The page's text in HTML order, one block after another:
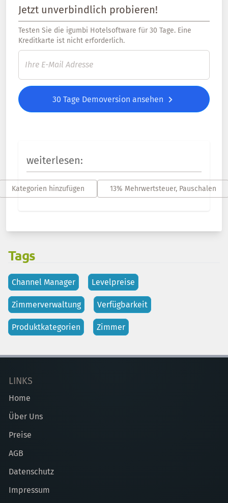
Jetzt unverbindlich probieren!
Testen Sie die igumbi Hotelsoftware für 30 Tage. Eine
Kreditkarte ist nicht erforderlich.
30 Tage Demoversion ansehen
weiterlesen:
Kategorien hinzufügen 13% Mehrwertsteuer, Pauschalen
Tags
Channel Manager Levelpreise
Zimmerverwaltung Verfügbarkeit
Produktkategorien Zimmer
LINKS
Home
Über Uns
Preise
AGB
Datenschutz
Impressum